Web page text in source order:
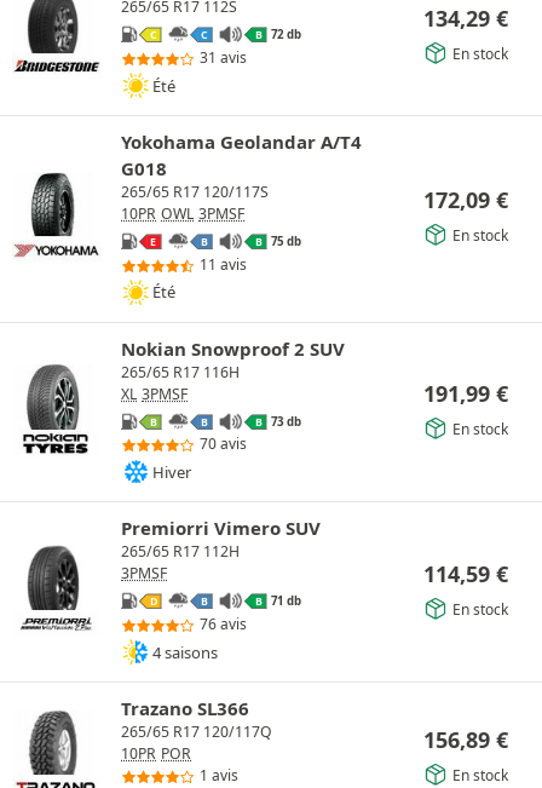
265/65 R17 112S
C C B 72 db
31 avis
Été
134,29 €
En stock
Yokohama Geolandar A/T4
G018
265/65 R17 120/117S
10PR OWL 3PMSF
E B B 75 db
11 avis
Été
172,09 €
En stock
Nokian Snowproof 2 SUV
265/65 R17 116H
XL 3PMSF
B B B 73 db
70 avis
Hiver
191,99 €
En stock
Premiorri Vimero SUV
265/65 R17 112H
3PMSF
D B B 71 db
76 avis
4 saisons
114,59 €
En stock
Trazano SL366
265/65 R17 120/117Q
10PR POR
1 avis
156,89 €
En stock